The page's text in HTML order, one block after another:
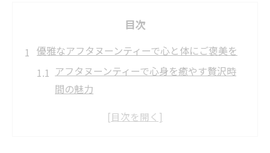
目次
優雅なアフタヌーンティーで心と体にご褒美を
アフタヌーンティーで心身を癒やす贅沢時
間の魅力
リラクゼーションとアフタヌーンティーの
相乗効果とは